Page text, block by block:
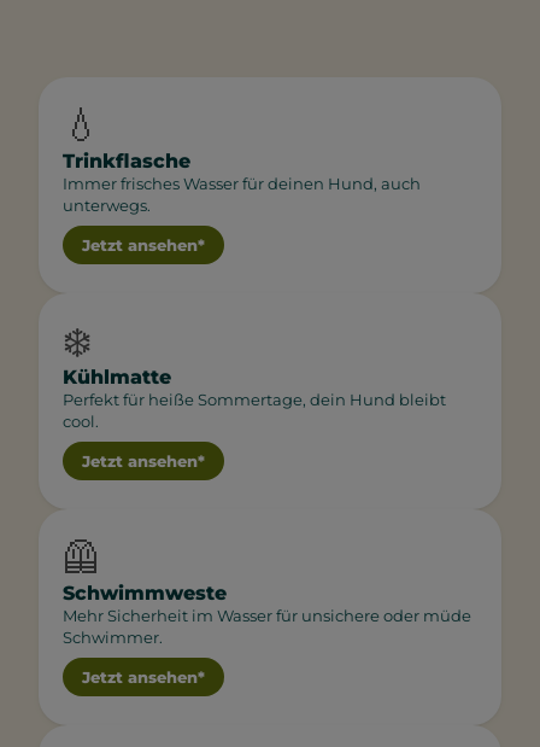
💧
Trinkflasche
Immer frisches Wasser für deinen Hund, auch
unterwegs.
Jetzt ansehen*
❄️
Kühlmatte
Perfekt für heiße Sommertage, dein Hund bleibt
cool.
Jetzt ansehen*
🦺
Schwimmweste
Mehr Sicherheit im Wasser für unsichere oder müde
Schwimmer.
Jetzt ansehen*